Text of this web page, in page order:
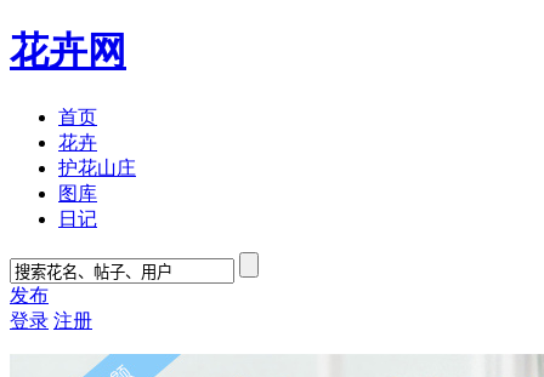
花卉网
首页
花卉
护花山庄
图库
日记
发布
登录 注册